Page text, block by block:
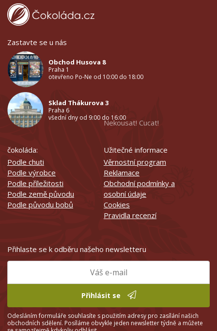
Zastavte se u nás
Obchod Husova 8
Praha 1
otevřeno Po-Ne od 10:00 do 18:00
Sklad Thákurova 3
Praha 6
všední dny od 9:00 do 16:00
čokoláda:
Podle chuti
Podle výrobce
Podle příležitosti
Podle země původu
Podle původu bobů
Nekousat! Cucat!
Užitečné informace
Věrnostní program
Reklamace
Obchodní podmínky a
osobní údaje
Cookies
Pravidla recenzí
Přihlaste se k odběru našeho newsletteru
Přihlásit se
Odesláním formuláře souhlasíte s použitím adresy pro zasílání našich
obchodních sdělení. Posíláme obvykle jeden newsletter týdně a můžete